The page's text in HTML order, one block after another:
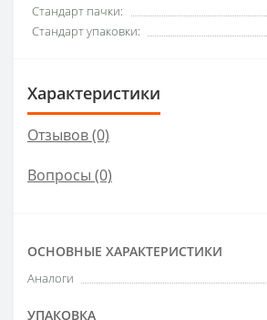
Стандарт пачки:
Стандарт упаковки:
Характеристики
Отзывов (0)
Вопросы (0)
ОСНОВНЫЕ ХАРАКТЕРИСТИКИ
Аналоги
УПАКОВКА